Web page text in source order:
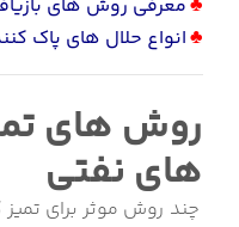
♣معرفی روش های
♣انواع حلال های پاک
روش های
های نفتی
چند روش موثر برای